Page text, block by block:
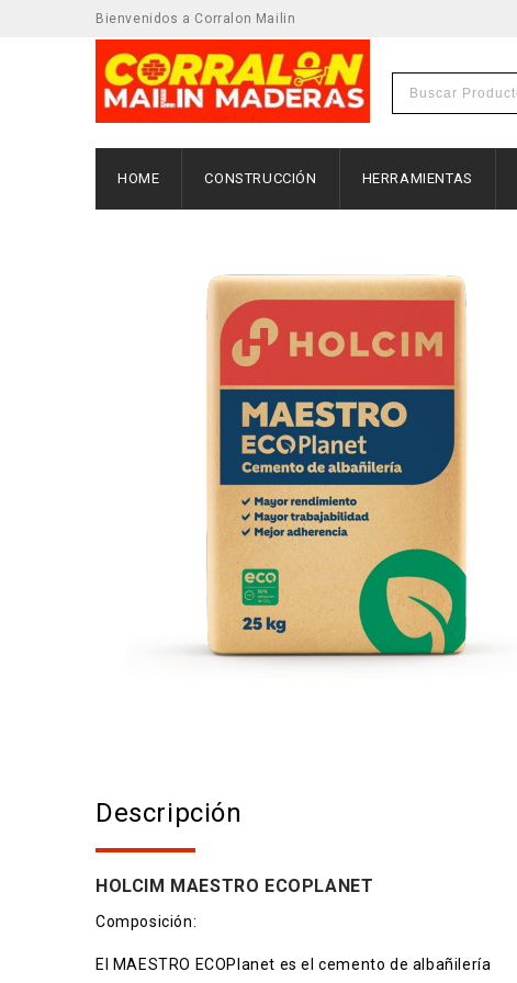
Bienvenidos a Corralon Mailin
HOME CONSTRUCCIÓN HERRAMIENTAS
Descripción
HOLCIM MAESTRO ECOPLANET
Composición:
El MAESTRO ECOPlanet es el cemento de albañilería